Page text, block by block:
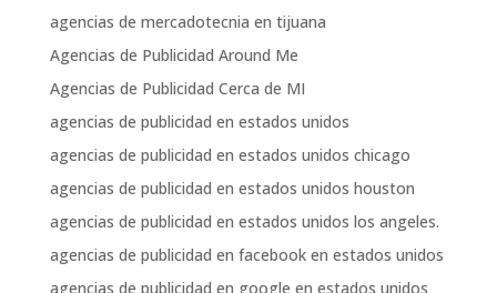
agencias de mercadotecnia en tijuana
Agencias de Publicidad Around Me
Agencias de Publicidad Cerca de MI
agencias de publicidad en estados unidos
agencias de publicidad en estados unidos chicago
agencias de publicidad en estados unidos houston
agencias de publicidad en estados unidos los angeles.
agencias de publicidad en facebook en estados unidos
agencias de publicidad en google en estados unidos